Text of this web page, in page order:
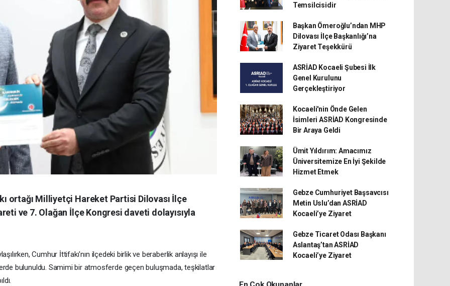
ortağı Milliyetçi Hareket Partisi Dilovası İlçe
ve 7. Olağan İlçe Kongresi daveti dolayısıyla
Cumhur İttifakı'nın ilçedeki birlik ve beraberlik anlayışı ile
bulunuldu. Samimi bir atmosferde geçen buluşmada, teşkilatlar
Temsilcisidir
Başkan Ömeroğlu’ndan MHP
Dilovası İlçe Başkanlığı’na
Ziyaret Teşekkürü
ASRİAD Kocaeli Şubesi İlk
Genel Kurulunu
Gerçekleştiriyor
Kocaeli'nin Önde Gelen
İsimleri ASRİAD Kongresinde
Bir Araya Geldi
Ümit Yıldırım: Amacımız
Üniversitemize En İyi Şekilde
Hizmet Etmek
Gebze Cumhuriyet Başsavcısı
Metin Uslu’dan ASRİAD
Kocaeli’ye Ziyaret
Gebze Ticaret Odası Başkanı
Aslantaş’tan ASRİAD
Kocaeli’ye Ziyaret